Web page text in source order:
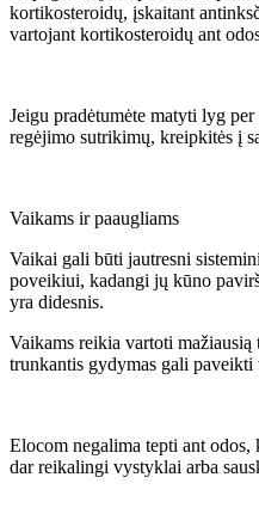
kortikosteroidų, įskaitant
vartojant kortikosteroidų ant
Jeigu pradėtumėte matyti lyg
regėjimo sutrikimų, kreipkitės į
Vaikams ir paaugliams
Vaikai gali būti jautresni
poveikiui, kadangi jų kūno
yra didesnis.
Vaikams reikia vartoti
trunkantis gydymas gali
Elocom negalima tepti ant
dar reikalingi vystyklai arba